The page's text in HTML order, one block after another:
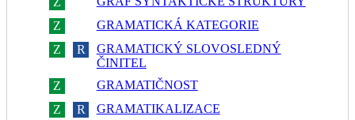
Z
GRAMATICKÁ KATEGORIE
Z
R
GRAMATICKÝ SLOVOSLEDNÝ
ČINITEL
Z
GRAMATIČNOST
Z
R
GRAMATIKALIZACE